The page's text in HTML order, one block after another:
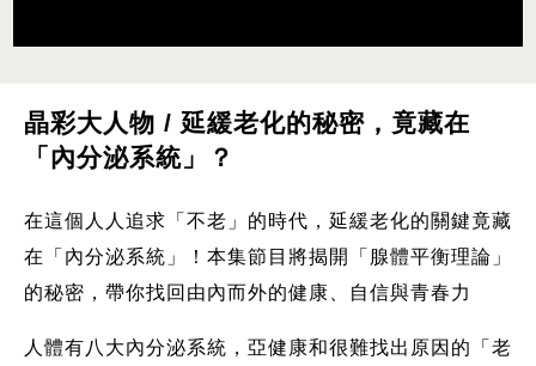
晶彩大人物 / 延緩老化的秘密，竟藏在
「內分泌系統」？
在這個人人追求「不老」的時代，延緩老化的關鍵竟藏
在「內分泌系統」！本集節目將揭開「腺體平衡理論」
的秘密，帶你找回由內而外的健康、自信與青春力
人體有八大內分泌系統，亞健康和很難找出原因的「老